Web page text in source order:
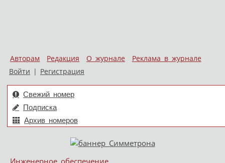
Авторам Редакция О журнале
Реклама в журнале
Войти | Регистрация
Свежий номер
Подписка
Архив номеров
Skip to content